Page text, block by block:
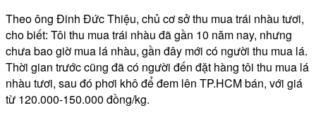
Theo ông Đinh Đức Thiệu, chủ cơ sở thu mua trái nhàu tươi,
cho biết: Tôi thu mua trái nhàu đã gần 10 năm nay, nhưng
chưa bao giờ mua lá nhàu, gần đây mới có người thu mua lá.
Thời gian trước cũng đã có người đến đặt hàng tôi thu mua lá
nhàu tươi, sau đó phơi khô để đem lên TP.HCM bán, với giá
từ 120.000-150.000 đồng/kg.